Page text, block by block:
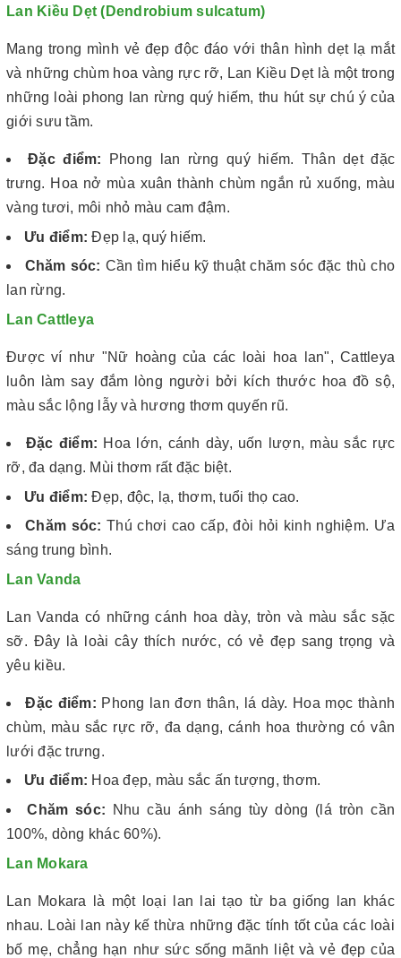
Lan Kiều Dẹt (Dendrobium sulcatum)
Mang trong mình vẻ đẹp độc đáo với thân hình dẹt lạ mắt
và những chùm hoa vàng rực rỡ, Lan Kiều Dẹt là một trong
những loài phong lan rừng quý hiếm, thu hút sự chú ý của
giới sưu tầm.
Đặc điểm: Phong lan rừng quý hiếm. Thân dẹt đặc
trưng. Hoa nở mùa xuân thành chùm ngắn rủ xuống, màu
vàng tươi, môi nhỏ màu cam đậm.
Ưu điểm: Đẹp lạ, quý hiếm.
Chăm sóc: Cần tìm hiểu kỹ thuật chăm sóc đặc thù cho
lan rừng.
Lan Cattleya
Được ví như "Nữ hoàng của các loài hoa lan", Cattleya
luôn làm say đắm lòng người bởi kích thước hoa đồ sộ,
màu sắc lộng lẫy và hương thơm quyến rũ.
Đặc điểm: Hoa lớn, cánh dày, uốn lượn, màu sắc rực
rỡ, đa dạng. Mùi thơm rất đặc biệt.
Ưu điểm: Đẹp, độc, lạ, thơm, tuổi thọ cao.
Chăm sóc: Thú chơi cao cấp, đòi hỏi kinh nghiệm. Ưa
sáng trung bình.
Lan Vanda
Lan Vanda có những cánh hoa dày, tròn và màu sắc sặc
sỡ. Đây là loài cây thích nước, có vẻ đẹp sang trọng và
yêu kiều.
Đặc điểm: Phong lan đơn thân, lá dày. Hoa mọc thành
chùm, màu sắc rực rỡ, đa dạng, cánh hoa thường có vân
lưới đặc trưng.
Ưu điểm: Hoa đẹp, màu sắc ấn tượng, thơm.
Chăm sóc: Nhu cầu ánh sáng tùy dòng (lá tròn cần
100%, dòng khác 60%).
Lan Mokara
Lan Mokara là một loại lan lai tạo từ ba giống lan khác
nhau. Loài lan này kế thừa những đặc tính tốt của các loài
bố mẹ, chẳng hạn như sức sống mãnh liệt và vẻ đẹp của